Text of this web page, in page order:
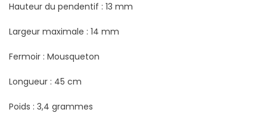
Hauteur du pendentif : 13 mm
Largeur maximale : 14 mm
Fermoir : Mousqueton
Longueur : 45 cm
Poids : 3,4 grammes